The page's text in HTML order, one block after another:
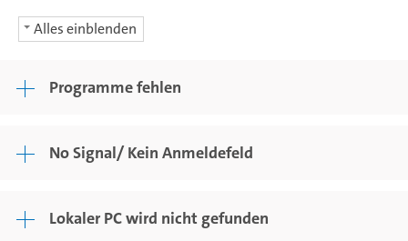
Alles einblenden
Programme fehlen
No Signal/ Kein Anmeldefeld
Lokaler PC wird nicht gefunden